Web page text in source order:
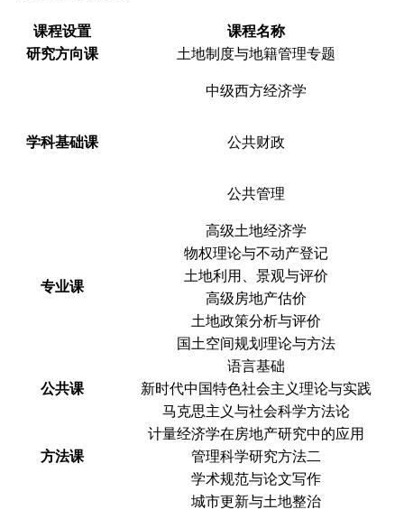
课程设置
课程名称
研究方向课
土地制度与地籍管理专题
学科基础课
中级西方经济学
公共财政
公共管理
专业课
高级土地经济学
物权理论与不动产登记
土地利用、景观与评价
高级房地产估价
土地政策分析与评价
国土空间规划理论与方法
公共课
语言基础
新时代中国特色社会主义理论与实践
马克思主义与社会科学方法论
方法课
计量经济学在房地产研究中的应用
管理科学研究方法二
学术规范与论文写作
城市更新与土地整治